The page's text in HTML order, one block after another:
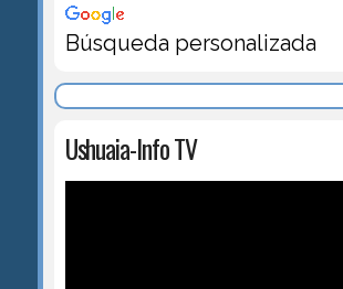
Búsqueda personalizada
Ushuaia-Info TV